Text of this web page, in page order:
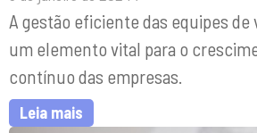
A gestão eficiente das equipes de
um elemento vital para o
contínuo das empresas.
Leia mais